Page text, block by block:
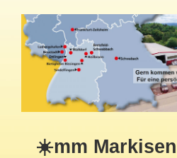
☀️mm